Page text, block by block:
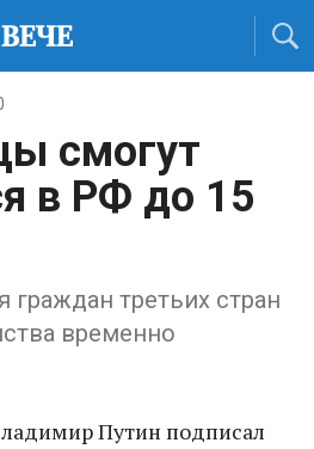
смогут
в РФ до 15
граждан третьих стран
временно
Путин подписал